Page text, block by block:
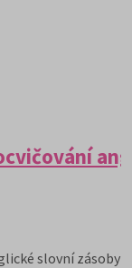
slovní zásoby